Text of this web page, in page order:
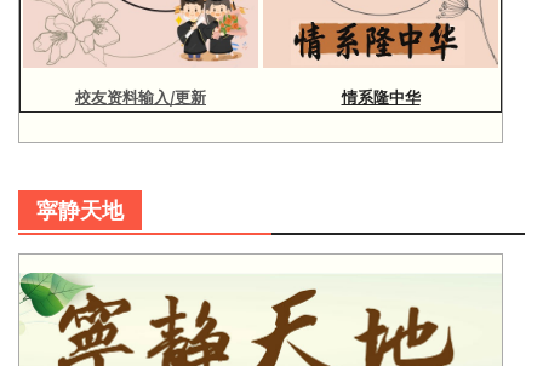
校友资料输入/更新 情系隆中华
寜静天地